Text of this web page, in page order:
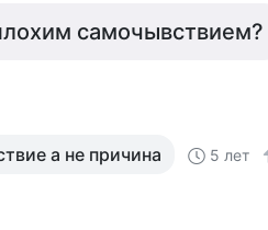
самочывствием?
а не причина 5 лет